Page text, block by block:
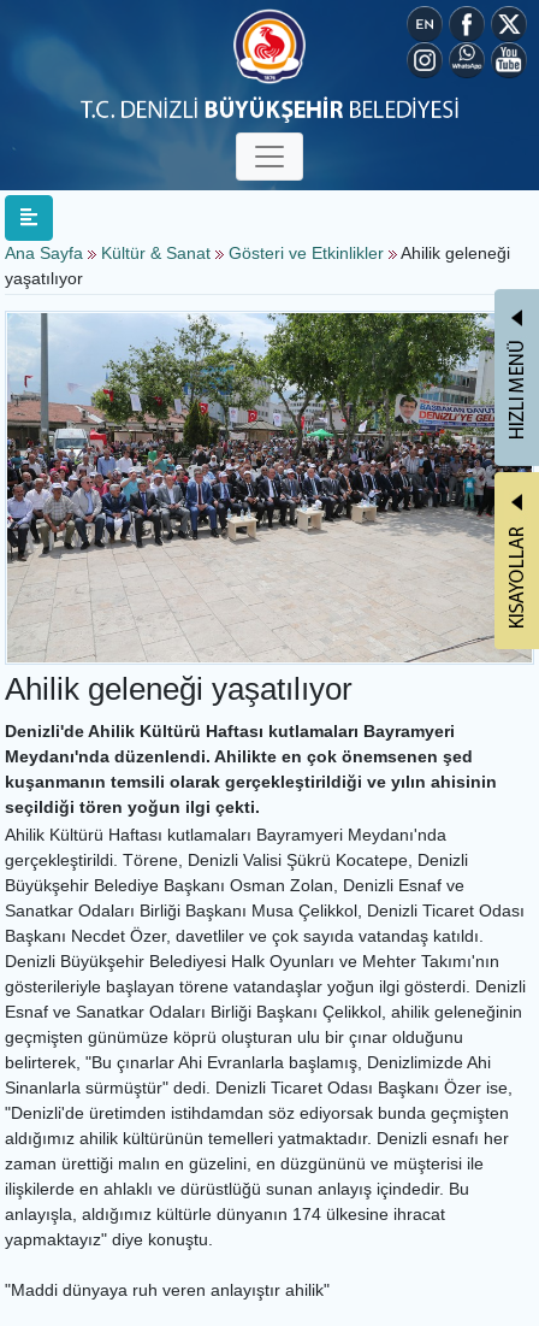
Ana Sayfa Kültür & Sanat Gösteri ve Etkinlikler
Ahilik geleneği
yaşatılıyor
Ahilik geleneği yaşatılıyor
Denizli'de Ahilik Kültürü Haftası kutlamaları Bayramyeri
Meydanı'nda düzenlendi. Ahilikte en çok önemsenen şed
kuşanmanın temsili olarak gerçekleştirildiği ve yılın ahisinin
seçildiği tören yoğun ilgi çekti.
Ahilik Kültürü Haftası kutlamaları Bayramyeri Meydanı'nda
gerçekleştirildi. Törene, Denizli Valisi Şükrü Kocatepe, Denizli
Büyükşehir Belediye Başkanı Osman Zolan, Denizli Esnaf ve
Sanatkar Odaları Birliği Başkanı Musa Çelikkol, Denizli Ticaret Odası
Başkanı Necdet Özer, davetliler ve çok sayıda vatandaş katıldı.
Denizli Büyükşehir Belediyesi Halk Oyunları ve Mehter Takımı'nın
gösterileriyle başlayan törene vatandaşlar yoğun ilgi gösterdi. Denizli
Esnaf ve Sanatkar Odaları Birliği Başkanı Çelikkol, ahilik geleneğinin
geçmişten günümüze köprü oluşturan ulu bir çınar olduğunu
belirterek, "Bu çınarlar Ahi Evranlarla başlamış, Denizlimizde Ahi
Sinanlarla sürmüştür" dedi. Denizli Ticaret Odası Başkanı Özer ise,
"Denizli'de üretimden istihdamdan söz ediyorsak bunda geçmişten
aldığımız ahilik kültürünün temelleri yatmaktadır. Denizli esnafı her
zaman ürettiği malın en güzelini, en düzgününü ve müşterisi ile
ilişkilerde en ahlaklı ve dürüstlüğü sunan anlayış içindedir. Bu
anlayışla, aldığımız kültürle dünyanın 174 ülkesine ihracat
yapmaktayız" diye konuştu.
"Maddi dünyaya ruh veren anlayıştır ahilik"